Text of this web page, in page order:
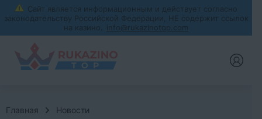
info@rukazinotop.com
Главная Новости